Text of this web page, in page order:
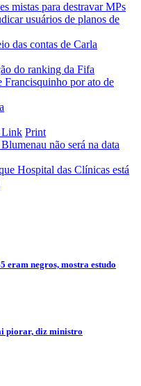
mistas para destravar MPs
usuários de planos de
das contas de Carla
do ranking da Fifa
Francisquinho por ato de
Link Print
não será na data
Hospital das Clínicas está
eram negros, mostra estudo
piorar, diz ministro